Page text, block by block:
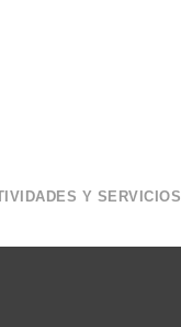
Y SERVICIOS